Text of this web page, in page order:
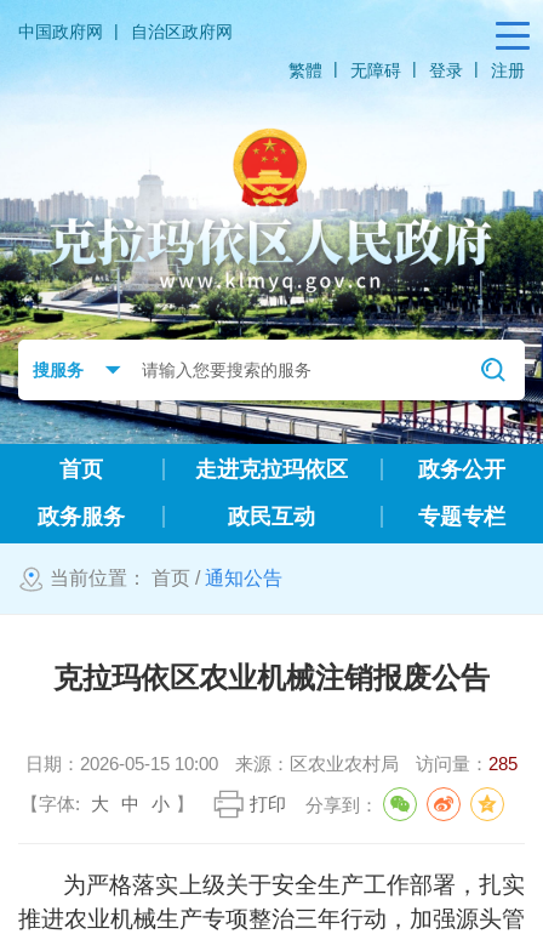
中国政府网 |
自治区政府网
繁體
| 无障碍 | 登录 | 注册
首页 走进克拉玛依区
政务公开
政务服务
政民互动 专题专栏
当前位置： 首页 /通知公告
克拉玛依区农业机械注销报废公告
日期： 2026-05-15 10:00 来源： 区农业农村局 访问量： 285
【字体:
大 中 小 】 打印 分享到：
为严格落实上级关于安全生产工作部署，扎实
推进农业机械生产专项整治三年行动，加强源头管